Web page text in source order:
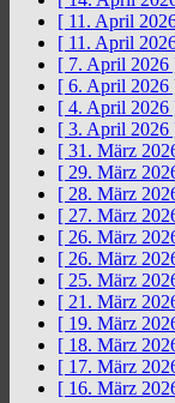
[ 11. April
[ 11. April
[ 7. April 2026
[ 6. April 2026
[ 4. April 2026
[ 3. April 2026
[ 31. März
[ 29. März
[ 28. März
[ 27. März
[ 26. März
[ 26. März
[ 25. März
[ 21. März
[ 19. März
[ 18. März
[ 17. März
[ 16. März